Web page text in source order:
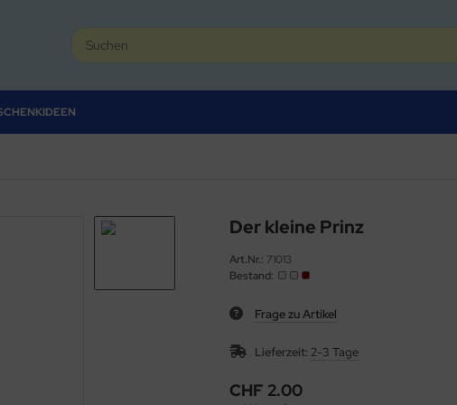
Der kleine Prinz
Art.Nr.: 71013
Bestand:
Frage zu Artikel
Lieferzeit: 2-3 Tage
CHF 2.00